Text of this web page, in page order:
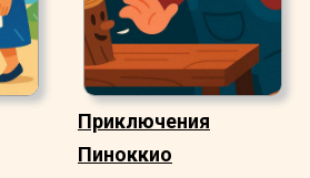
Приключения
Пиноккио